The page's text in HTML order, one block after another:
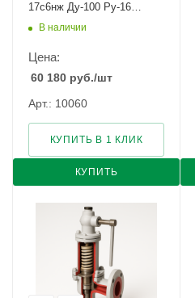
17с6нж Ду-100 Ру-16
Рн-4,5...8,5
В наличии
Цена:
60 180 руб./шт
Арт.: 10060
КУПИТЬ
КУПИТЬ В 1 КЛИК